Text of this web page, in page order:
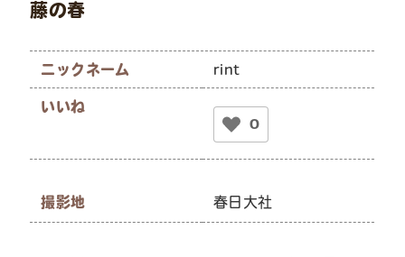
藤の春
ニックネーム rint
いいね
0
撮影地 春日大社